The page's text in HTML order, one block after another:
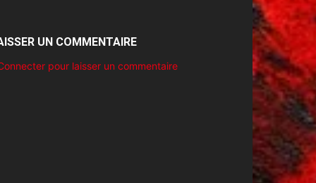
UN COMMENTAIRE
pour laisser un commentaire